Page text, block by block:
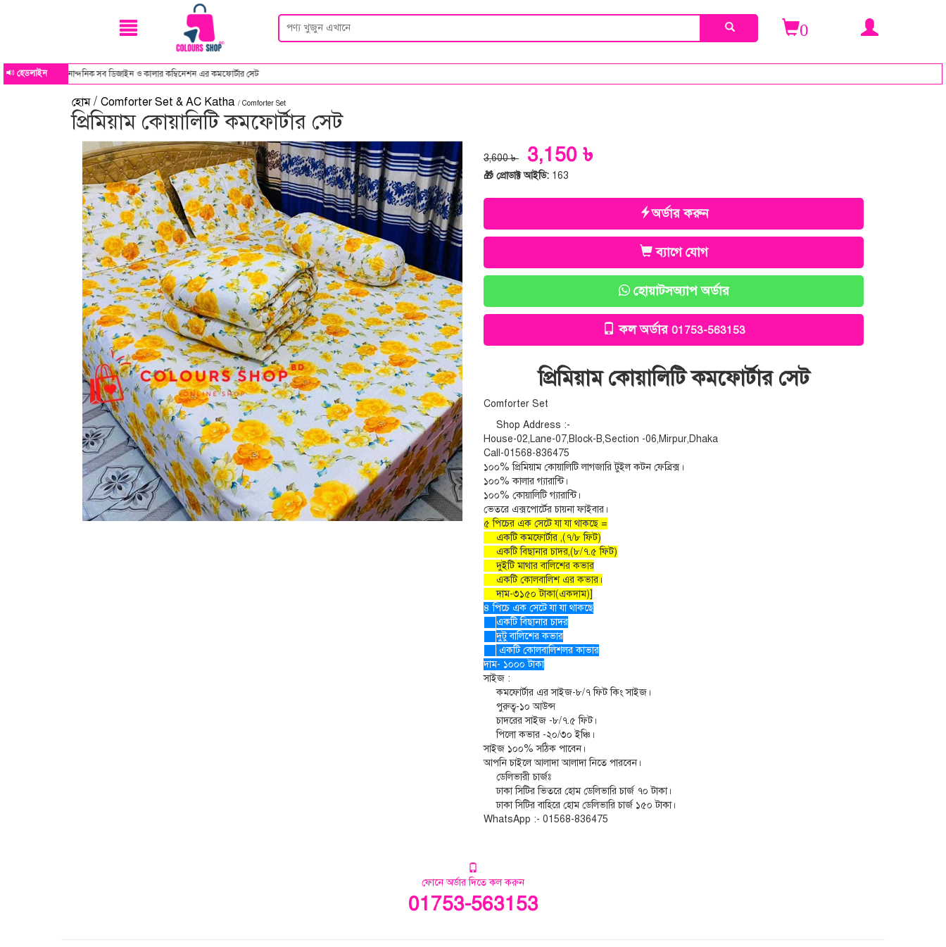
0
হেডলাইন
সব ডিজাইন ও কালার কম্বিনেশন এর কমফোর্টার সেট
হোম / Comforter Set & AC Katha / Comforter Set
প্রিমিয়াম কোয়ালিটি কমফোর্টার সেট
3,600 ৳ 3,150 ৳
🎁 প্রোডাক্ট আইডি: 163
অর্ডার করুন
ব্যাগে যোগ
হোয়াটসঅ্যাপ অর্ডার
কল অর্ডার 01753-563153
প্রিমিয়াম কোয়ালিটি কমফোর্টার সেট
Comforter Set
Shop Address :-
House-02,Lane-07,Block-B,Section -06,Mirpur,Dhaka
Call-01568-836475
১০০% প্রিমিয়াম কোয়ালিটি লাগজারি টুইল কটন ফেব্রিক্স।
১০০% কালার গ্যারান্টি।
১০০% কোয়ালিটি গ্যারান্টি।
ভেতরে এক্সপোর্টের চায়না ফাইবার।
৫ পিচের এক সেটে যা যা থাকছে =
একটি কমফোর্টার ,(৭/৮ ফিট)
একটি বিছানার চাদর,(৮/৭.৫ ফিট)
দুইটি মাথার বালিশের কভার
একটি কোলবালিশ এর কভার।
দাম-৩১৫০ টাকা(একদাম)]
৪ পিচে এক সেটে যা যা থাকছে
একটি বিছানার চাদর
দুটু বালিশের কভার
একটি কোলবালিশলর কাভার
দাম- ১০০০ টাকা
সাইজ :
কমফোর্টার এর সাইজ-৮/৭ ফিট কিং সাইজ।
পুরুত্ব-১০ আউন্স
চাদরের সাইজ -৮/৭.৫ ফিট।
পিলো কভার -২০/৩০ ইঞ্চি।
সাইজ ১০০% সঠিক পাবেন।
আপনি চাইলে আলাদা আলাদা নিতে পারবেন।
ডেলিভারী চার্জঃ
ঢাকা সিটির ভিতরে হোম ডেলিভারি চার্জ ৭০ টাকা।
ঢাকা সিটির বাহিরে হোম ডেলিভারি চার্জ ১৫০ টাকা।
WhatsApp :- 01568-836475
ফোনে অর্ডার দিতে কল করুন
01753-563153